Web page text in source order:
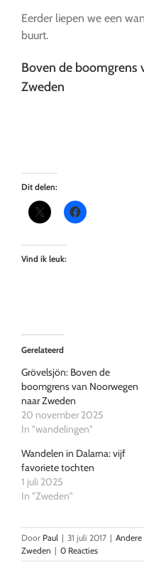
Eerder liepen we een
buurt.
Boven de boomgrens
Zweden
Dit delen:
Vind ik leuk:
Gerelateerd
Grövelsjön: Boven de
boomgrens van Noorwegen
naar Zweden
20 november 2025
In "wandelingen"
Wandelen in Dalarna: vijf
favoriete tochten
1 juli 2025
In "Zweden"
Door Paul | 31 juli 2017 |
Zweden | 0 Reacties